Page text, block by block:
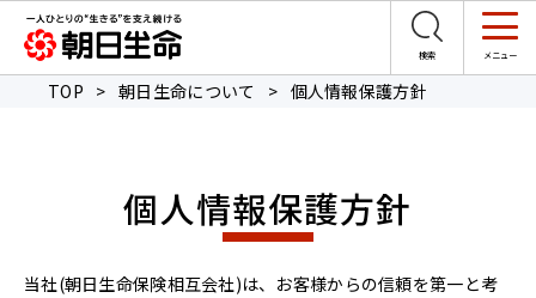
TOP > 朝日生命について > 個人情報保護方針
個人情報保護方針
当社(朝日生命保険相互会社)は、お客様からの信頼を第一と考